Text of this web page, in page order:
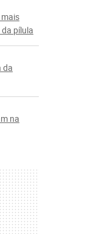
pílula
da
na